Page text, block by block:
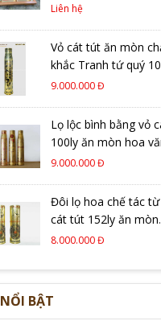
Liên hệ
Vỏ cát tút ăn mòn
khắc Tranh tứ quý
9.000.000 Đ
Lọ lộc bình bằng vỏ
100ly ăn mòn hoa
tinh xảo
9.000.000 Đ
Đôi lọ hoa chế tác từ
cát tút 152ly ăn mòn
trống đồng
8.000.000 Đ
BẬT